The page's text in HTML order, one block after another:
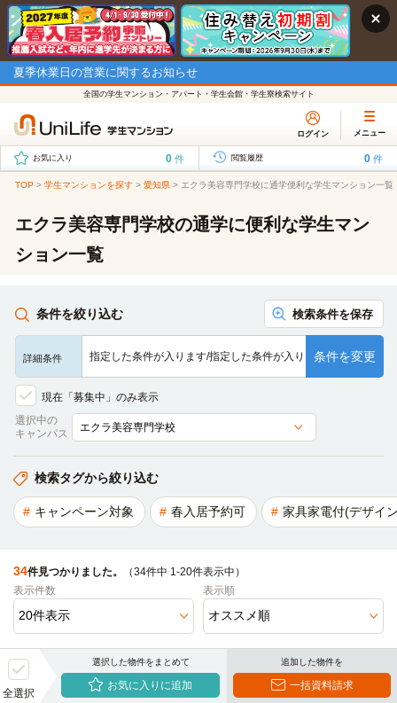
夏季休業日の営業に関するお知らせ
全国の学生マンション・アパート・学生会館・学生寮検索サイト
ログイン メニュー
お気に入り 0 件 閲覧履歴 0 件
TOP > 学生マンションを探す > 愛知県 > エクラ美容専門学校に通学便利な学生マンション一覧
エクラ美容専門学校の通学に便利な学生マン
ション一覧
条件を絞り込む 検索条件を保存
詳細条件 指定した条件が入ります/指定した条件が入ります/指定した条…
条件を変更
現在「募集中」のみ表示
選択中の
キャンパス
検索タグから絞り込む
キャンペーン対象 春入居予約可 家具家電付(デザイ
34件見つかりました。
（34件中 1-20件表示中）
表示件数
表示順
全選択
選択した物件をまとめて
お気に入りに追加
追加した物件を
一括資料請求